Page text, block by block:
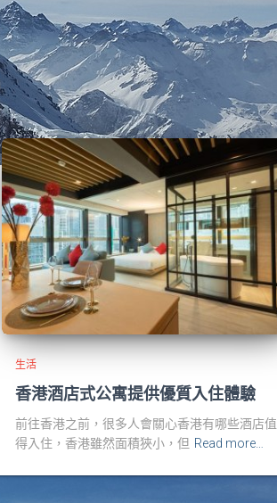
生活
香港酒店式公寓提供優質入住體驗
前往香港之前，很多人會關心香港有哪些酒店值
得入住，香港雖然面積狹小，但 Read more…